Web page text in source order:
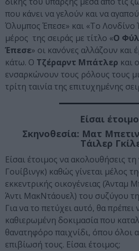
που κάνει να γελούν και να
Όλυμπος Έπεσε» και «Το Λονδίνο
μέρος της σειράς με τίτλο «Ο
Έπεσε» οι κανόνες αλλάζουν και
κάτω. Ο Τζέραρντ Μπάτλερ και ο
ενσαρκώνουν τους ρόλους τους
τρίτη ταινία της επιτυχημένης
Είσαι
Σκηνοθεσία: Ματ
Τάιλερ
Είσαι έτοιμος να ακολουθήσεις
Γουίβινγκ) καθώς γίνεται μέλος
εκκεντρικής οικογένειας (Άνταμ
Άντι ΜακΝτάουελ) του συζύγου
Για να το πετύχει αυτό, θα πρέπει
καθιερωμένη δοκιμασία που
θανατηφόρο παιχνίδι, όπου όλοι
επιβίωσή τους. Είσαι έτοιμος;